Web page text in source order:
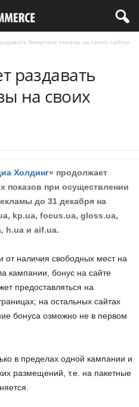
бонусные показы на своих сайтах
раздавать
на своих
Холдинг» продолжает
показов при осуществлении
до 31 декабря на
kp.ua, focus.ua, gloss.ua,
h.ua и aif.ua.
от наличия свободных мест на
кампании, бонус на сайте
предоставляться на
на остальных сайтах
бонуса озможно не в первом
в пределах одной кампании и
размещений, т.е. на пакетные